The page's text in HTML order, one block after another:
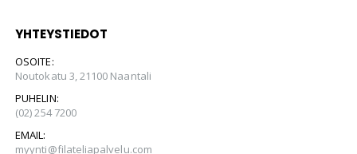
YHTEYSTIEDOT
OSOITE:
Noutokatu 3, 21100 Naantali
PUHELIN:
(02) 254 7200
EMAIL:
myynti@filateliapalvelu.com